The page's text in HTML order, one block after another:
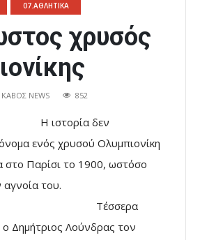
07.ΑΘΛΗΤΙΚΑ
χρυσός
ΚΑΒΟΣ NEWS 852
Η ιστορία δεν
ενός χρυσού Ολυμπιονίκη
στο Παρίσι το 1900, ωστόσο
εν αγνοία του.
ο Δημήτριος Λούνδρας τον